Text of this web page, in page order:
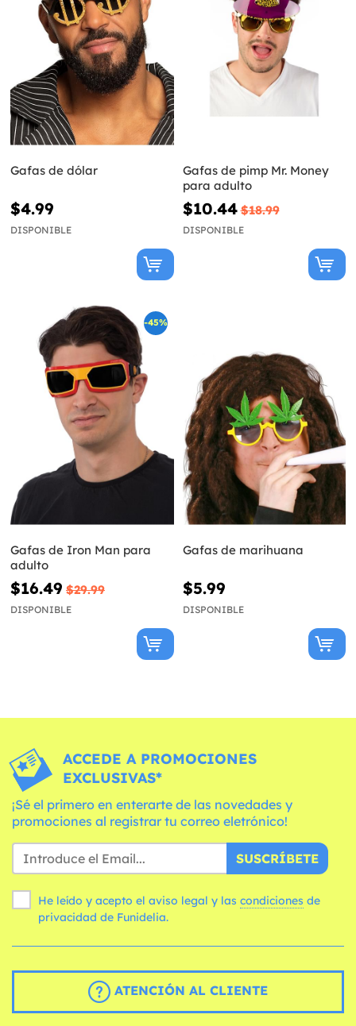
Gafas de dólar
$4.99
DISPONIBLE
Gafas de pimp Mr. Money
para adulto
$10.44 $18.99
DISPONIBLE
-45%
Gafas de Iron Man para
adulto
$16.49 $29.99
DISPONIBLE
Gafas de marihuana
$5.99
DISPONIBLE
ACCEDE A PROMOCIONES
EXCLUSIVAS*
¡Sé el primero en enterarte de las novedades y
promociones al registrar tu correo eletrónico!
SUSCRÍBETE
He leído y acepto el aviso legal y las condiciones
privacidad de Funidelia.
ATENCIÓN AL CLIENTE